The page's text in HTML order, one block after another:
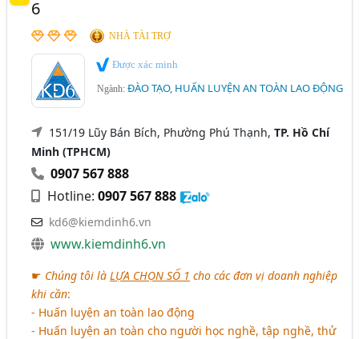
6
NHÀ TÀI TRỢ
Được xác minh
Ngành:ĐÀO TẠO, HUẤN LUYỆN AN TOÀN LAO ĐỘNG
151/19 Lũy Bán Bích, Phường Phú Thạnh,TP. Hồ Chí
Minh (TPHCM)
0907 567 888
Hotline:0907 567 888
kd6@kiemdinh6.vn
www.kiemdinh6.vn
☛ Chúng tôi làLỰA CHỌN SỐ 1 cho các đơn vị doanh nghiệp
khi cần:
- Huấn luyện an toàn lao động
- Huấn luyện an toàn cho người học nghề, tập nghề, thử